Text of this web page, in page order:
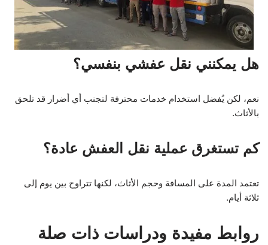
هل يمكنني نقل عفشي بنفسي؟
نعم، لكن يُفضل استخدام خدمات محترفة لتجنب أي أضرار قد تلحق
بالأثاث.
كم تستغرق عملية نقل العفش عادة؟
تعتمد المدة على المسافة وحجم الأثاث، لكنها تتراوح بين يوم إلى
ثلاثة أيام.
روابط مفيدة ودراسات ذات صلة